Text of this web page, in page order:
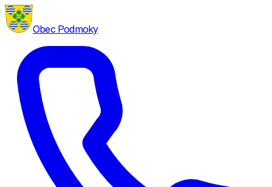
Obec Podmoky